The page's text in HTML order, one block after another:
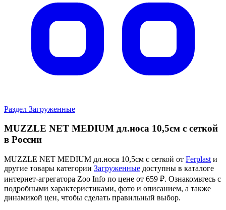
Раздел Загруженные
MUZZLE NET MEDIUM дл.носа 10,5см с сеткой
в России
MUZZLE NET MEDIUM дл.носа 10,5см с сеткой от Ferplast и
другие товары категории Загруженные доступны в каталоге
интернет-агрегатора Zoo Info по цене от 659 ₽. Ознакомьтесь с
подробными характеристиками, фото и описанием, а также
динамикой цен, чтобы сделать правильный выбор.